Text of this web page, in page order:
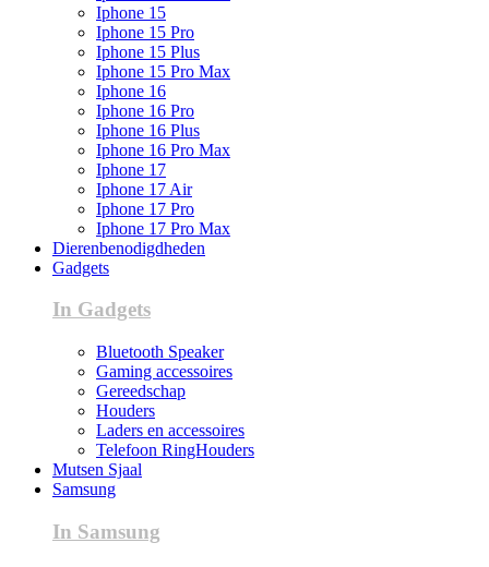
Iphone 15
Iphone 15 Pro
Iphone 15 Plus
Iphone 15 Pro Max
Iphone 16
Iphone 16 Pro
Iphone 16 Plus
Iphone 16 Pro Max
Iphone 17
Iphone 17 Air
Iphone 17 Pro
Iphone 17 Pro Max
Dierenbenodigdheden
Gadgets
In Gadgets
Bluetooth Speaker
Gaming accessoires
Gereedschap
Houders
Laders en accessoires
Telefoon RingHouders
Mutsen Sjaal
Samsung
In Samsung